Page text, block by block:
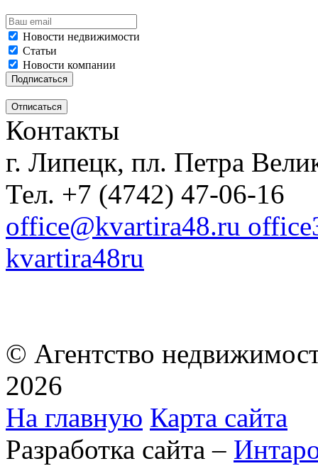
Новости недвижимости
Статьи
Новости компании
Контакты
г. Липецк, пл. Петра
Тел. +7 (4742) 47-06-16
office@kvartira48.ru
kvartira48ru
© Агентство
2026
На главную Карта сайта
Разработка сайта –